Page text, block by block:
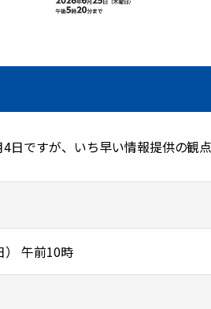
日ですが、いち早い情報提供の
） 午前10時